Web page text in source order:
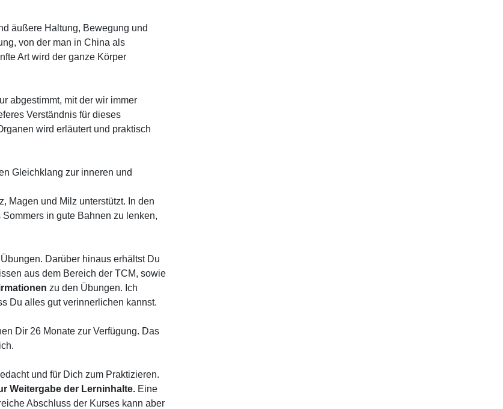
äußere Haltung, Bewegung und
von der man in China als
Art wird der ganze Körper
abgestimmt, mit der wir immer
Verständnis für dieses
wird erläutert und praktisch
Gleichklang zur inneren und
Magen und Milz unterstützt. In den
in gute Bahnen zu lenken,
Darüber hinaus erhältst Du
aus dem Bereich der TCM, sowie
zu den Übungen. Ich
Du alles gut verinnerlichen kannst.
Dir 26 Monate zur Verfügung. Das
und für Dich zum Praktizieren.
Weitergabe der Lerninhalte. Eine
Abschluss der Kurses kann aber